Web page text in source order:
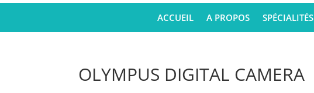
ACCUEIL A PROPOS SPÉCIALITÉS
OLYMPUS DIGITAL CAMERA